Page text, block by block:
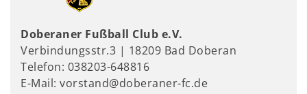
Doberaner Fußball Club e.V.
Verbindungsstr.3 | 18209 Bad Doberan
Telefon: 038203-648816
E-Mail: vorstand@doberaner-fc.de